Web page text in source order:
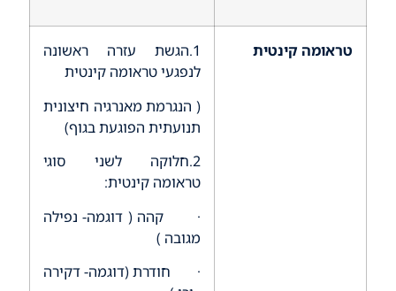
טראומה קינטית
1.הגשת עזרה ראשונה
לנפגעי טראומה קינטית
( הנגרמת מאנרגיה חיצונית
תנועתית הפוגעת בגוף)
2.חלוקה לשני סוגי
טראומה קינטית:
· קהה ( דוגמה- נפילה
מגובה )
· חודרת (דוגמה- דקירה